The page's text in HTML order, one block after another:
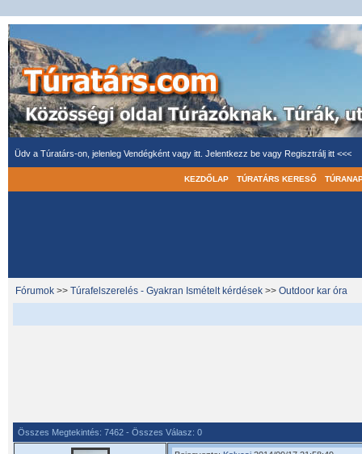
Üdv a Túratárs-on, jelenleg Vendégként vagy itt. Jelentkezz be vagy Regisztrálj itt <<<
KEZDŐLAP TÚRATÁRS KERESŐ
Fórumok >> Túrafelszerelés - Gyakran Ismételt kérdések >> Outdoor kar óra
Összes Megtekintés: 7462 - Összes Válasz: 0